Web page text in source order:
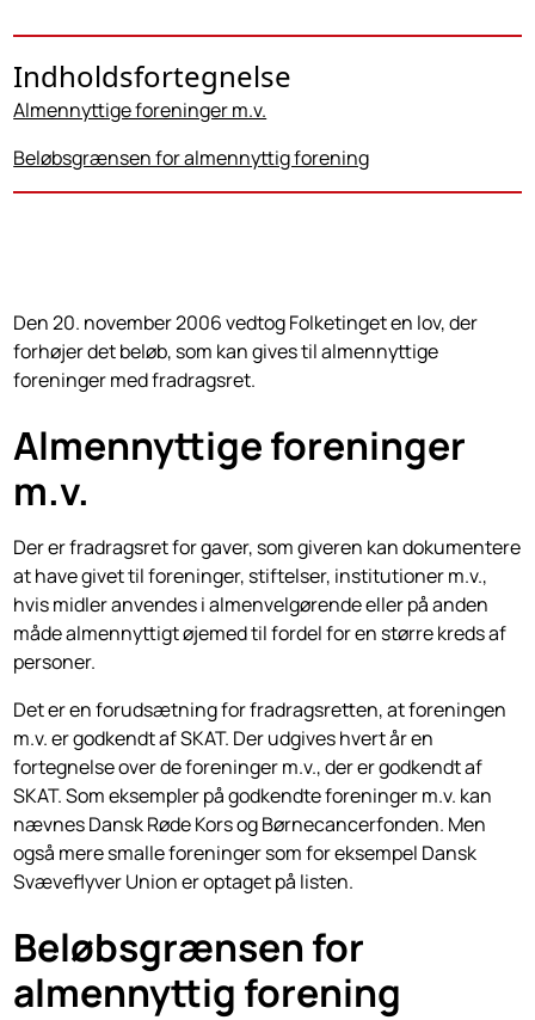
Indholdsfortegnelse
Almennyttige foreninger m.v.
Beløbsgrænsen for almennyttig forening
Den 20. november 2006 vedtog Folketinget en lov, der
forhøjer det beløb, som kan gives til almennyttige
foreninger med fradragsret.
Almennyttige foreninger
m.v.
Der er fradragsret for gaver, som giveren kan dokumentere
at have givet til foreninger, stiftelser, institutioner m.v.,
hvis midler anvendes i almenvelgørende eller på anden
måde almennyttigt øjemed til fordel for en større kreds af
personer.
Det er en forudsætning for fradragsretten, at foreningen
m.v. er godkendt af SKAT. Der udgives hvert år en
fortegnelse over de foreninger m.v., der er godkendt af
SKAT. Som eksempler på godkendte foreninger m.v. kan
nævnes Dansk Røde Kors og Børnecancerfonden. Men
også mere smalle foreninger som for eksempel Dansk
Svæveflyver Union er optaget på listen.
Beløbsgrænsen for
almennyttig forening